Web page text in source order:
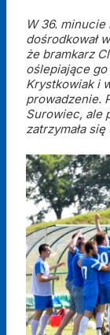
W 36. minucie
dośrodkował
że bramkarz
oślepiające go
Krystkowiak i
prowadzenie.
Surowiec, ale
zatrzymała